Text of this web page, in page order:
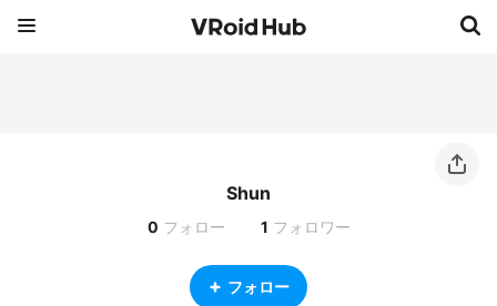
Shun
0 フォロー 1 フォロワー
フォロー